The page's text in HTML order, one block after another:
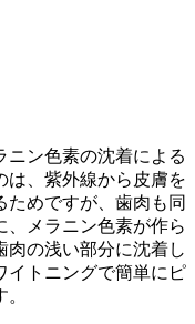
ニン色素の沈着による
は、紫外線から皮膚を
めですが、歯肉も同
、メラニン色素が作ら
肉の浅い部分に沈着し
イトニングで簡単にピ